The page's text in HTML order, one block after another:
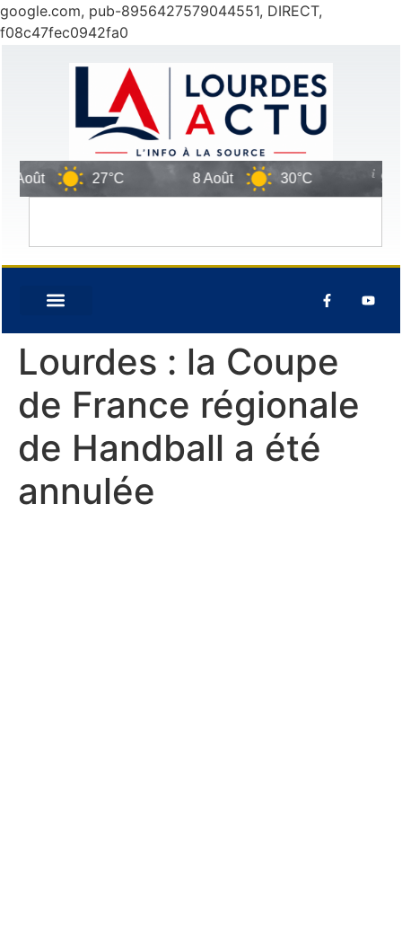
google.com, pub-8956427579044551, DIRECT,
f08c47fec0942fa0
Août 27°C 8 Août 30°C 9
Lourdes : la Coupe
de France régionale
de Handball a été
annulée